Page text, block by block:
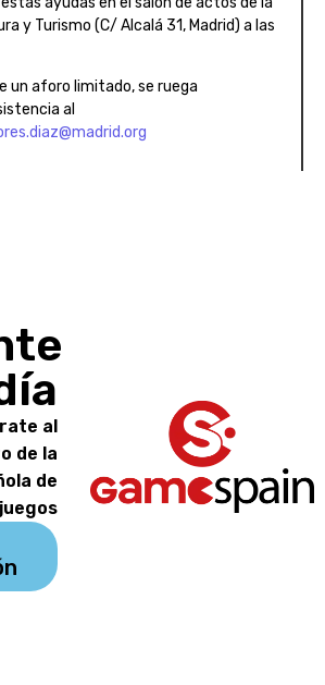
y Turismo (C/ Alcalá 31, Madrid) a las
un aforo limitado, se ruega
al
al
de la
de